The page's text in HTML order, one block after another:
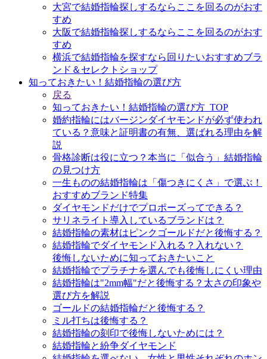
大宮で結婚指輪探しするならここを回るのがおす
すめ
大阪で結婚指輪探しするならここを回るのがおす
すめ
横浜で結婚指輪を探すなら回りたいおすすめブラ
ンド＆セレクトショップ
知っておきたい！結婚指輪の選び方
戻る
知っておきたい！結婚指輪の選び方_TOP
婚約指輪にはバージンダイヤモンドが必ず使われ
ている？意味と証明書の有無、選ばれる理由を解
説
骨格診断は役に立つ？本当に「似合う」結婚指輪
の見つけ方
一生ものの結婚指輪は「傷つきにくさ」で選ぶ！
おすすめブランド特集
ダイヤモンドだけでプロポーズってできる？
サリネライト導入しているブランドは？
結婚指輪の素材はピンクゴールドだと後悔する？
結婚指輪でダイヤモンド入れる？入れない？
後悔しないために知っておきたいこと
結婚指輪でプラチナを選んでも後悔しにくい理由
結婚指輪は"2mm幅"だと後悔する？太さの印象や
選び方を解説
ゴールドの結婚指輪だと後悔する？
ミル打ちは後悔する？
結婚指輪の刻印で後悔しないためには？
結婚指輪と紛争ダイヤモンド